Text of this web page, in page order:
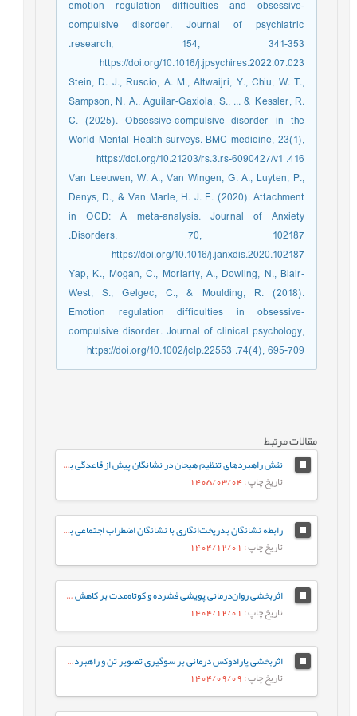
emotion regulation difficulties and obsessive-
compulsive disorder. Journal of psychiatric
research, 154, 341-353.‏
https://doi.org/10.1016/j.jpsychires.2022.07.023
Stein, D. J., Ruscio, A. M., Altwaijri, Y., Chiu, W. T.,
Sampson, N. A., Aguilar-Gaxiola, S., ... & Kessler, R.
C. (2025). Obsessive-compulsive disorder in the
World Mental Health surveys. BMC medicine, 23(1),
416.‏ https://doi.org/10.21203/rs.3.rs-6090427/v1
Van Leeuwen, W. A., Van Wingen, G. A., Luyten, P.,
Denys, D., & Van Marle, H. J. F. (2020). Attachment
in OCD: A meta-analysis. Journal of Anxiety
Disorders, 70, 102187.‏
https://doi.org/10.1016/j.janxdis.2020.102187
Yap, K., Mogan, C., Moriarty, A., Dowling, N., Blair‐
West, S., Gelgec, C., & Moulding, R. (2018).
Emotion regulation difficulties in obsessive‐
compulsive disorder. Journal of clinical psychology,
74(4), 695-709.‏ https://doi.org/10.1002/jclp.22553
مقالات مرتبط
نقش راهبردهای تنظیم هیجان در نشانگان پیش از قاعدگی با میانجی‌گری انعطاف‌پذیری شناختی
تاریخ چاپ: 1405/03/04
رابطه نشانگان بدریخت‌انگاری با نشانگان اضطراب اجتماعی با میانجی‌گری عزت‌نفس
تاریخ چاپ: 1404/12/01
اثربخشی روان‌درمانی پویشی فشرده و کوتاه‌‌مدت بر کاهش علائم و مکانیسم‌های دفاعی اختلال شخصیت مرزی
تاریخ چاپ: 1404/12/01
اثربخشی پارادوکس درمانی بر سوگیری تصویر تن و راهبردهای مقابله‌ای بدنی افراد چاق با اختلال بدریختی بدن
تاریخ چاپ: 1404/09/09